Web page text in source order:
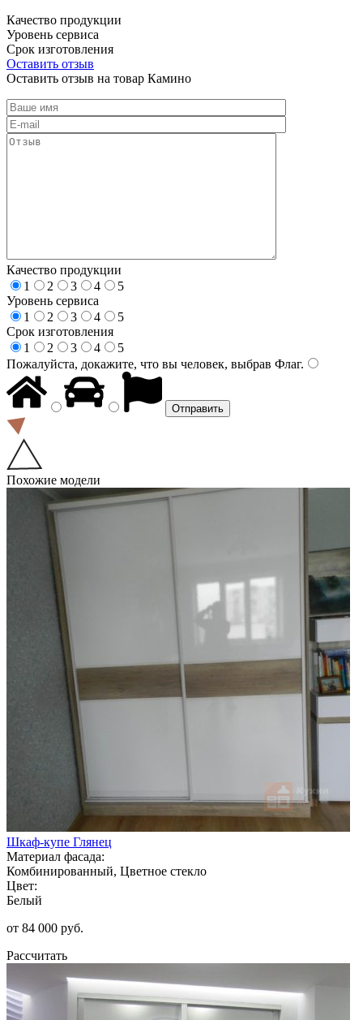
Качество продукции
Уровень сервиса
Срок изготовления
Оставить отзыв
Оставить отзыв на товар Камино
Качество продукции
1
2 3 4
5
Уровень сервиса
1
2 3 4
5
Срок изготовления
1
2 3 4
5
Пожалуйста, докажите, что вы человек, выбрав Флаг.
Похожие модели
Шкаф-купе Глянец
Материал фасада:
Комбинированный, Цветное стекло
Цвет:
Белый
от 84 000 руб.
Рассчитать